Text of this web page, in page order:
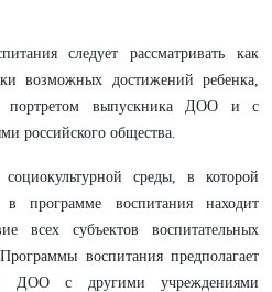
следует рассматривать как
возможных достижений ребенка,
портретом выпускника ДОО и с
российского общества.
среды, в которой
в программе воспитания находит
всех субъектов воспитательных
воспитания предполагает
ДОО с другими учреждениями